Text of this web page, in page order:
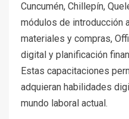
Cuncumén, Chillepín,
módulos de introducción
materiales y compras,
digital y planificación
Estas capacitaciones
adquieran habilidades
mundo laboral actual.